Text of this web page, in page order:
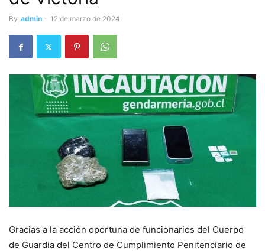
By admin - 12 de marzo de 2024
Gracias a la acción oportuna de funcionarios del Cuerpo
de Guardia del Centro de Cumplimiento Penitenciario de